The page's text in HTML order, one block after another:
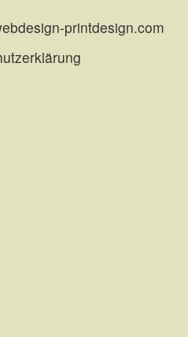
printdesign.com